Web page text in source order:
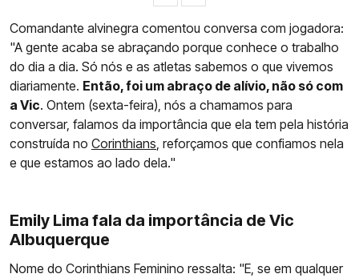
Comandante alvinegra comentou conversa com jogadora:
"A gente acaba se abraçando porque conhece o trabalho
do dia a dia. Só nós e as atletas sabemos o que vivemos
diariamente. Então, foi um abraço de alívio, não só com
a Vic. Ontem (sexta-feira), nós a chamamos para
conversar, falamos da importância que ela tem pela história
construída no Corinthians , reforçamos que confiamos nela
e que estamos ao lado dela."
Emily Lima fala da importância de Vic
Albuquerque
Nome do Corinthians Feminino ressalta: "E, se em qualquer